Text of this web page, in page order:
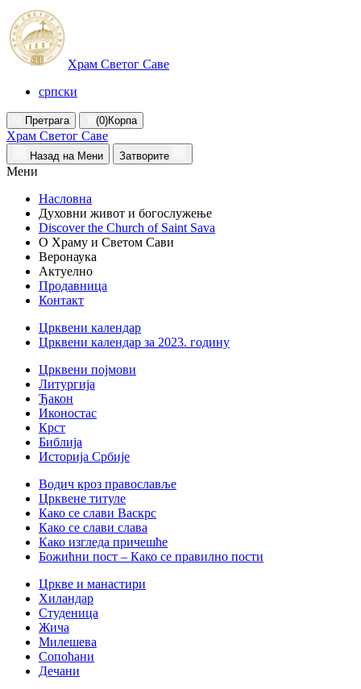
Храм Светог Саве
српски
Претрага (0)Корпа
Храм Светог Саве
Назад на Мени Затворите
Мени
Насловна
Духовни живот и богослужење
Discover the Church of Saint Sava
О Храму и Светом Сави
Веронаука
Актуелно
Продавница
Контакт
Црквени календар
Црквени календар за 2023. годину
Црквени појмови
Литургија
Ђакон
Иконостас
Крст
Библија
Историја Србије
Водич кроз православље
Црквене титуле
Како се слави Васкрс
Како се слави слава
Како изгледа причешће
Божићни пост – Како се правилно пости
Цркве и манастири
Хиландар
Студеница
Жича
Милешева
Сопоћани
Дечани